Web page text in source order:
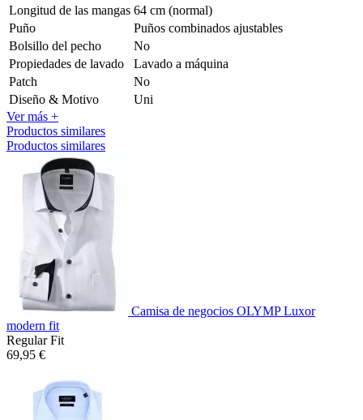
Longitud de las mangas 64 cm (normal)
Puño
Puños combinados ajustables
Bolsillo del pecho
No
Propiedades de lavado
Lavado a máquina
Patch
No
Diseño & Motivo
Uni
Ver más +
Productos similares
Productos similares
Camisa de negocios OLYMP Luxor
modern fit
Regular Fit
69,95 €